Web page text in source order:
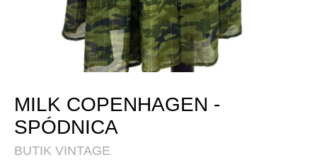
MILK COPENHAGEN -
SPÓDNICA
BUTIK VINTAGE